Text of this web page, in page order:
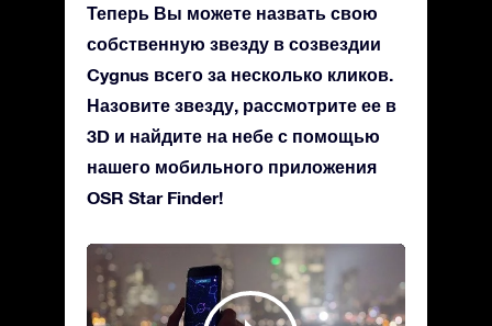
Теперь Вы можете назвать свою
собственную звезду в созвездии
Cygnus всего за несколько кликов.
Назовите звезду, рассмотрите ее в
3D и найдите на небе с помощью
нашего мобильного приложения
OSR Star Finder!